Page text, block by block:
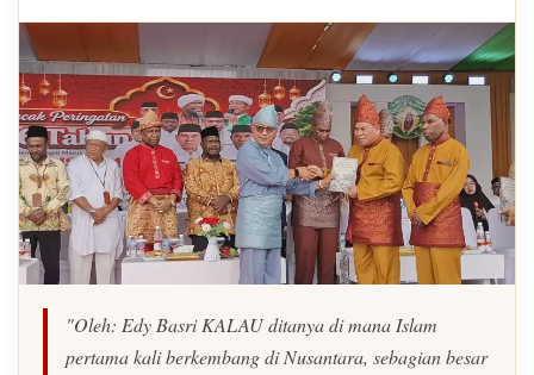
"Oleh: Edy Basri KALAU ditanya di mana Islam
pertama kali berkembang di Nusantara, sebagian besar